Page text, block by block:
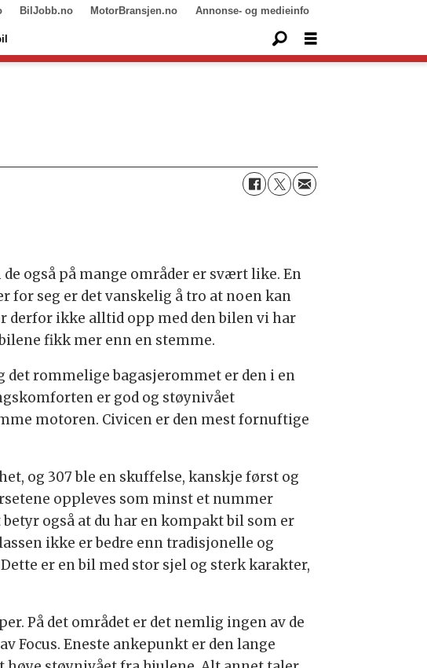
BilJobb.no MotorBransjen.no Annonse- og medieinfo
også på mange områder er svært like. En
for seg er det vanskelig å tro at noen kan
derfor ikke alltid opp med den bilen vi har
fikk mer enn en stemme.
det rommelige bagasjerommet er den i en
er god og støynivået
motoren. Civicen er den mest fornuftige
og 307 ble en skuffelse, kanskje først og
oppleves som minst et nummer
også at du har en kompakt bil som er
ikke er bedre enn tradisjonelle og
er en bil med stor sjel og sterk karakter,
På det området er det nemlig ingen av de
Focus. Eneste ankepunkt er den lange